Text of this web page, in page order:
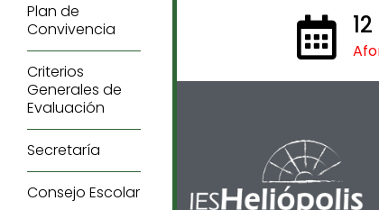
Plan de
Convivencia
Criterios
Generales de
Evaluación
Secretaría
Consejo Escolar